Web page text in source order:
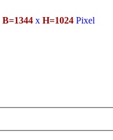
B=1344 x H=1024 Pixel